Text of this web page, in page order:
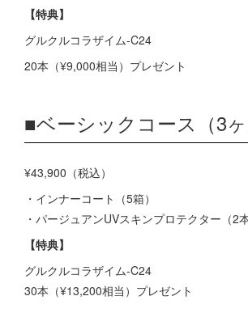
【特典】
グルクルコラザイム-C24
20本（¥9,000相当）プレゼント
■ベーシックコース（3ヶ
¥43,900（税込）
・インナーコート（5箱）
・パージュアンUVスキンプロテクター（2本
【特典】
グルクルコラザイム-C24
30本（¥13,200相当）プレゼント